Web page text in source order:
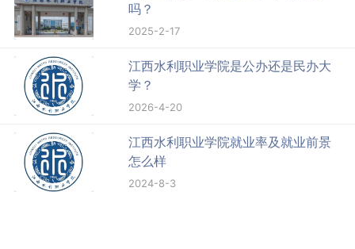
吗？
2025-2-17
江西水利职业学院是公办还是民办大
学？
2026-4-20
江西水利职业学院就业率及就业前景
怎么样
2024-8-3